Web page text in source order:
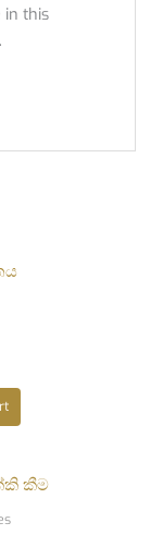
in this